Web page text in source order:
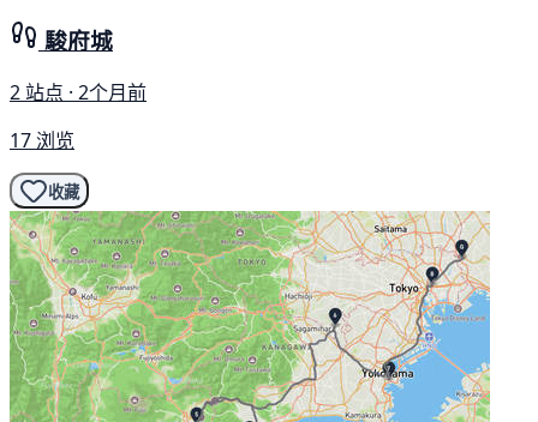
駿府城
2 站点 · 2个月前
17 浏览
收藏